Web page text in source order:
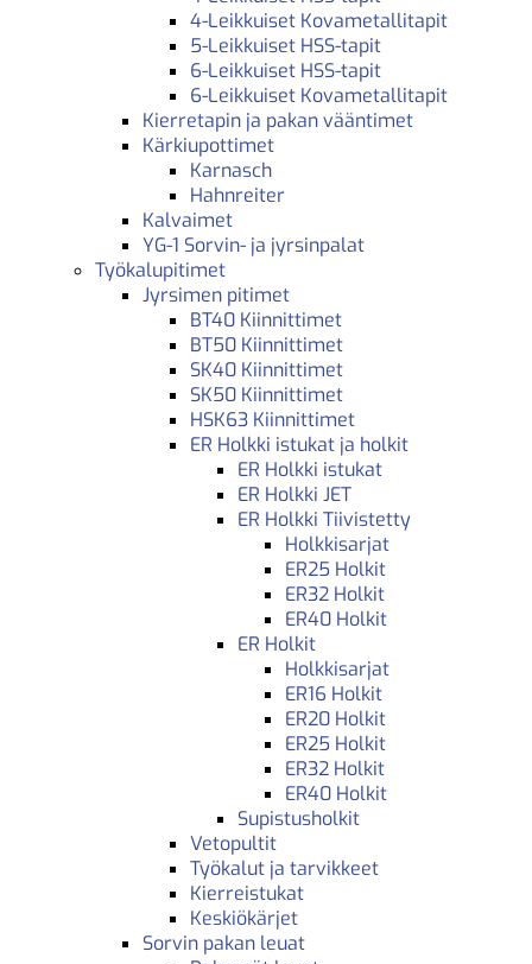
4-Leikkuiset Kovametallitapit
5-Leikkuiset HSS-tapit
6-Leikkuiset HSS-tapit
6-Leikkuiset Kovametallitapit
Kierretapin ja pakan vääntimet
Kärkiupottimet
Karnasch
Hahnreiter
Kalvaimet
YG-1 Sorvin- ja jyrsinpalat
Työkalupitimet
Jyrsimen pitimet
BT40 Kiinnittimet
BT50 Kiinnittimet
SK40 Kiinnittimet
SK50 Kiinnittimet
HSK63 Kiinnittimet
ER Holkki istukat ja holkit
ER Holkki istukat
ER Holkki JET
ER Holkki Tiivistetty
Holkkisarjat
ER25 Holkit
ER32 Holkit
ER40 Holkit
ER Holkit
Holkkisarjat
ER16 Holkit
ER20 Holkit
ER25 Holkit
ER32 Holkit
ER40 Holkit
Supistusholkit
Vetopultit
Työkalut ja tarvikkeet
Kierreistukat
Keskiökärjet
Sorvin pakan leuat